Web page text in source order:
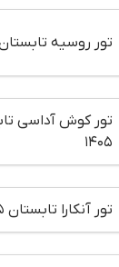
تور روسیه تابستان
تور کوش آداسی
۱۴۰۵
تور آنکارا تابستان ۱۴۰۵